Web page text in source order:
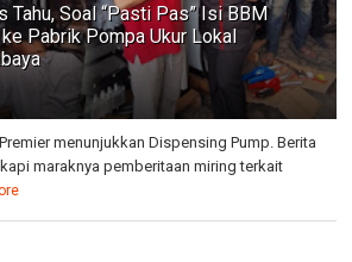
Tahu, Soal “Pasti Pas” Isi BBM
Pabrik Pompa Ukur Lokal
menunjukkan Dispensing Pump. Berita
maraknya pemberitaan miring terkait